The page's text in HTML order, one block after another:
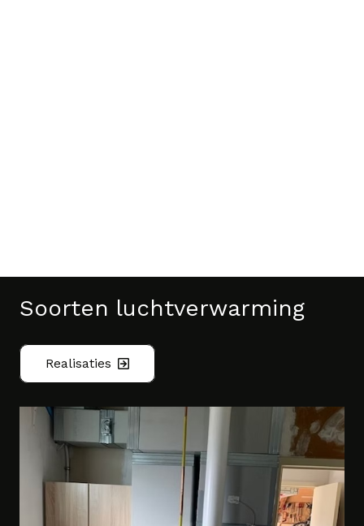
Soorten luchtverwarming
Realisaties